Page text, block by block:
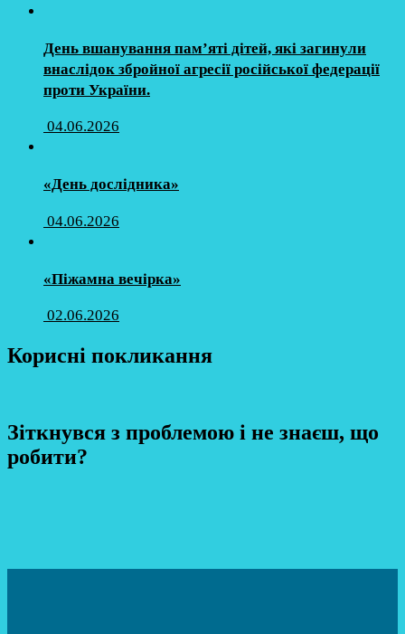
День вшанування пам’яті дітей, які загинули
внаслідок збройної агресії російської федерації
проти України.
04.06.2026
«День дослідника»
04.06.2026
«Піжамна вечірка»
02.06.2026
Корисні покликання
Зіткнувся з проблемою і не знаєш, що
робити?